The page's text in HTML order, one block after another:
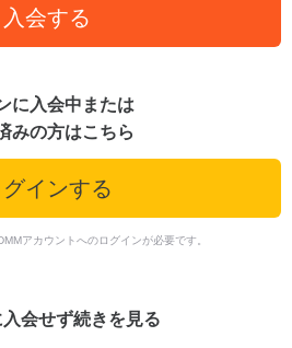
入会する
に入会中または
みの方はこちら
グインする
アカウントへのログインが必要です。
会せず続きを見る